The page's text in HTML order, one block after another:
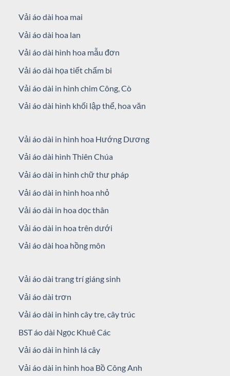
Vải áo dài hoa mai
Vải áo dài hoa lan
Vải áo dài hình hoa mẫu đơn
Vải áo dài họa tiết chấm bi
Vải áo dài in hình chim Công, Cò
Vải áo dài hình khối lập thể, hoa văn
Vải áo dài in hình hoa Hướng Dương
Vải áo dài hình Thiên Chúa
Vải áo dài in hình chữ thư pháp
Vải áo dài in hình hoa nhỏ
Vải áo dài in hoa dọc thân
Vải áo dài in hoa trên dưới
Vải áo dài hoa hồng môn
Vải áo dài trang trí giáng sinh
Vải áo dài trơn
Vải áo dài in hình cây tre, cây trúc
BST áo dài Ngọc Khuê Các
Vải áo dài in hình lá cây
Vải áo dài in hình hoa Bồ Công Anh